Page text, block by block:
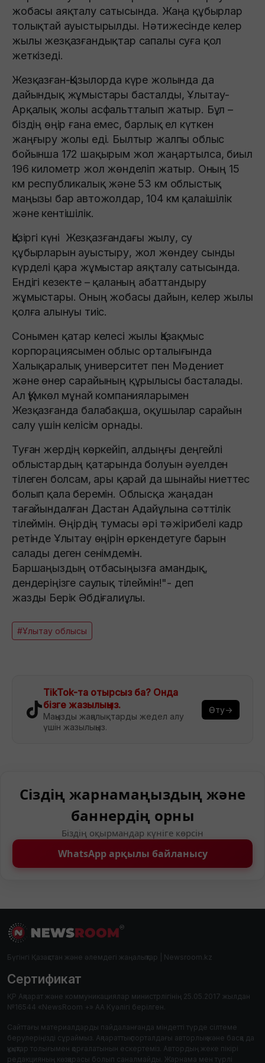
жобасы аяқталу сатысында. Жаңа құбырлар
толықтай ауыстырылды. Нәтижесінде келер
жылы жезқазғандықтар сапалы суға қол
жеткізеді.
Жезқазған-Қызылорда күре жолында да
дайындық жұмыстары басталды, Ұлытау-
Арқалық жолы асфальтталып жатыр. Бұл –
біздің өңір ғана емес, барлық ел күткен
жаңғыру жолы еді. Былтыр жалпы облыс
бойынша 172 шақырым жол жаңартылса, биыл
196 километр жол жөнделіп жатыр. Оның 15
км республикалық және 53 км облыстық
маңызы бар автожолдар, 104 км қалаішілік
және кентішілік.
Қазіргі күні Жезқазғандағы жылу, су
құбырларын ауыстыру, жол жөндеу сынды
күрделі қара жұмыстар аяқталу сатысында.
Ендігі кезекте – қаланың абаттандыру
жұмыстары. Оның жобасы дайын, келер жылы
қолға алынуы тиіс.
Сонымен қатар келесі жылы Қазақмыс
корпорациясымен облыс орталығында
Халықаралық университет пен Мәдениет
және өнер сарайының құрылысы басталады.
Ал Құмкөл мұнай компанияларымен
Жезқазғанда балабақша, оқушылар сарайын
салу үшін келісім орнады.
Туған жердің көркейіп, алдыңғы деңгейлі
облыстардың қатарында болуын әуелден
тілеген болсам, ары қарай да шынайы ниеттес
болып қала беремін. Облысқа жаңадан
тағайындалған Дастан Адайұлына сәттілік
тілеймін. Өңірдің тумасы әрі тәжірибелі кадр
ретінде Ұлытау өңірін өркендетуге барын
салады деген сенімдемін.
Баршаңыздың отбасыңызға амандық,
дендеріңізге саулық тілеймін!"- деп
жазды Берік Әбдіғалиұлы.
#Ұлытау облысы
TikTok-та отырсыз ба? Онда
бізге жазылыңыз.
Маңызды жаңалықтарды жедел алу
үшін жазылыңыз.
Өту→
Сіздің жарнамаңыздың және
баннердің орны
Біздің оқырмандар күніге көрсін
WhatsApp арқылы байланысу
Бүгінгі Қазақстан және әлемдегі жаңалықтар | Newsroom.kz
Сертификат
ҚР Ақпарат және коммуникациялар министрлігінің 25.05.2017 жылдан
№16544 «NewsRoom +» АА Куәлігі берілген.
Сайттағы материалдарды пайдаланғанда міндетті түрде сілтеме
берулеріңізді сұраймыз. Ақпараттық порталдағы авторлық және басқа да
құқықтар толығымен қорғалатынын ескертеміз. Автордың жеке пікірі
редакцияның көзқарасы болып саналмайды. Жарнама мен түрлі